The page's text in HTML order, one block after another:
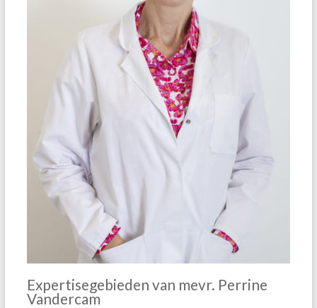
Expertisegebieden van mevr. Perrine
Vandercam